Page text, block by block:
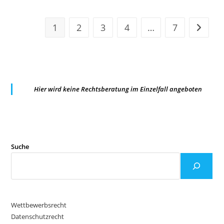
1 2 3 4 … 7 Zur
Hier wird keine Rechtsberatung im Einzelfall angeboten
Suche
Wettbewerbsrecht
Datenschutzrecht